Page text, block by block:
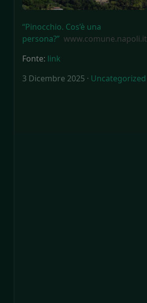
“Pinocchio. Cos’è una
persona?” www.comune.napoli.it
Fonte: link
3 Dicembre 2025 · Uncategorized